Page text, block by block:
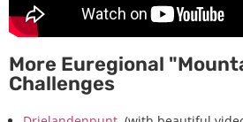
More Euregional
Challenges